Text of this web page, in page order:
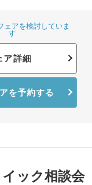
ェアを検討していま
す
ア詳細
を予約する
ック相談会